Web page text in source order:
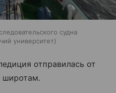
судна
университет
отправилась от